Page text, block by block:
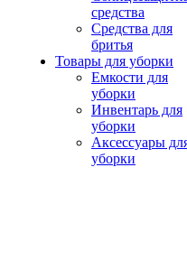
средства
Средства для
бритья
Товары для уборки
Емкости для
уборки
Инвентарь для
уборки
Аксессуары
уборки